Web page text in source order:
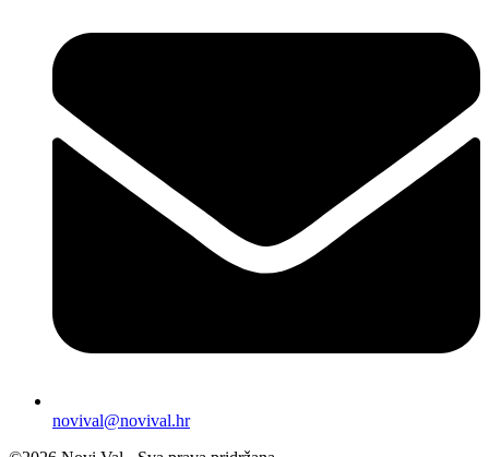
novival@novival.hr